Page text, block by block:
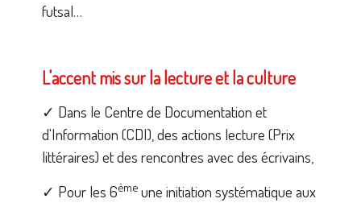
futsal…
L'accent mis sur la lecture et la culture
✓ Dans le Centre de Documentation et
d'Information (CDI), des actions lecture (Prix
littéraires) et des rencontres avec des écrivains,
✓ Pour les 6ème une initiation systématique aux